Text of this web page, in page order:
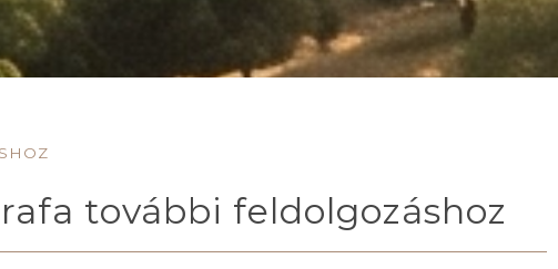
további feldolgozáshoz